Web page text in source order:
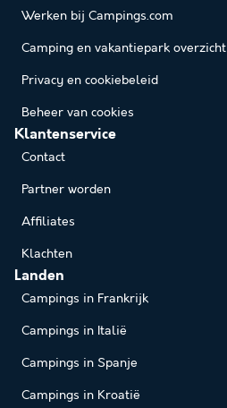
Werken bij Campings.com
Camping en vakantiepark overzicht
Privacy en cookiebeleid
Beheer van cookies
Klantenservice
Contact
Partner worden
Affiliates
Klachten
Landen
Campings in Frankrijk
Campings in Italië
Campings in Spanje
Campings in Kroatië